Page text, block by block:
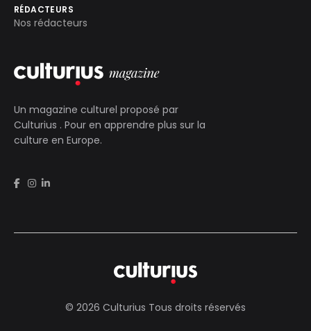
Un magazine culturel proposé par
Culturius . Pour en apprendre plus sur la
culture en Europe.
RÉDACTEURS
Nos rédacteurs
© 2026 Culturius Tous droits réservés